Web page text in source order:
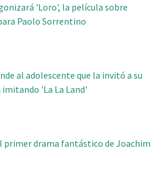
'Loro', la película sobre
Paolo Sorrentino
al adolescente que la invitó a su
'La La Land'
drama fantástico de Joachim